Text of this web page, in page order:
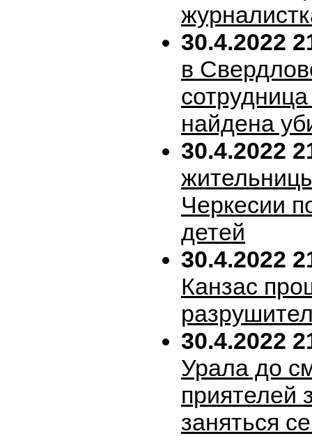
30.4.2022
в
найдена
30.4.2022
Черкесии
детей
30.4.2022
Канзас
30.4.2022
Урала до
приятелей
заняться